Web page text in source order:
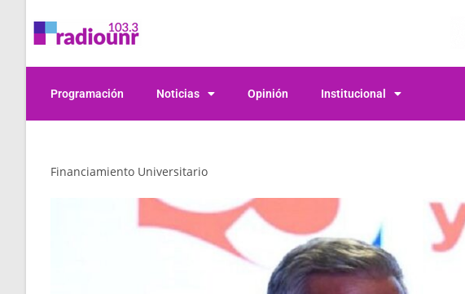
Programación Noticias Opinión Institucional
Financiamiento Universitario